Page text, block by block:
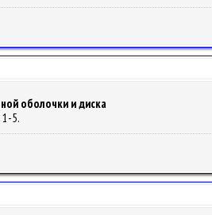
оболочки и диска
1-5.